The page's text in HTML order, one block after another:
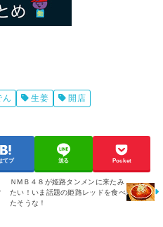
ん 生姜
開店
てブ 送る Pocket
ＮMＢ４８が姫路タンメンに来たみ
たい！いま話題の姫路レッドを食べ
たそうな！